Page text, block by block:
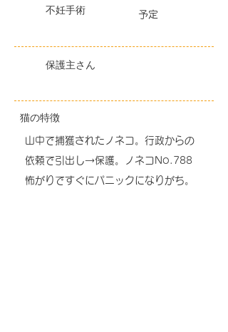
不妊手術 予定
保護主さん
猫の特徴
山中で捕獲されたノネコ。行政からの
依頼で引出し→保護。ノネコNo.788
怖がりですぐにパニックになりがち。